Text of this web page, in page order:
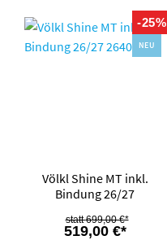
-25%
NEU
Völkl Shine MT inkl.
Bindung 26/27
519,00 €*
699,00 €*